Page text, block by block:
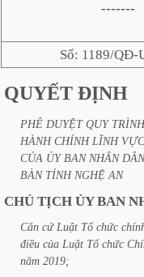
-------
Số: 1189/QĐ-
QUYẾT ĐỊNH
PHÊ DUYỆT QUY TRÌNH
HÀNH CHÍNH LĨNH VỰC
CỦA ỦY BAN NHÂN DÂN
BÀN TỈNH NGHỆ AN
CHỦ TỊCH ỦY BAN
Căn cứ Luật Tổ chức
điều của Luật Tổ chức
năm 2019;